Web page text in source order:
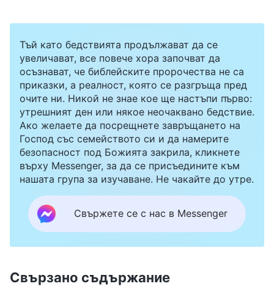
Тъй като бедствията продължават да се
увеличават, все повече хора започват да
осъзнават, че библейските пророчества не са
приказки, а реалност, която се разгръща пред
очите ни. Никой не знае кое ще настъпи първо:
утрешният ден или някое неочаквано бедствие.
Ако желаете да посрещнете завръщането на
Господ със семейството си и да намерите
безопасност под Божията закрила, кликнете
върху Messenger, за да се присъедините към
нашата група за изучаване. Не чакайте до утре.
Свържете се с нас в Messenger
Свързано съдържание